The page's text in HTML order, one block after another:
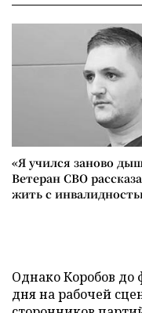
«Я учился заново
Ветеран СВО
жить с
Однако Коробов до
дня на рабочей